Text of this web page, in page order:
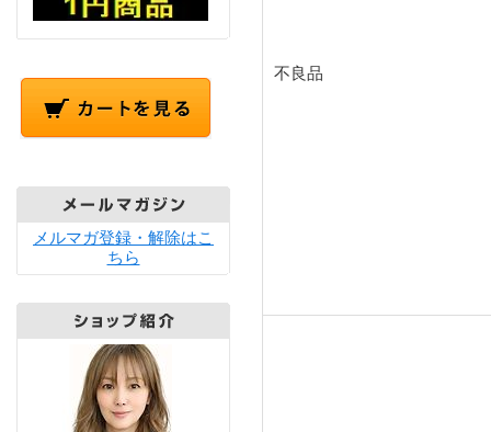
メルマガ登録・解除はこ
ちら
不良品